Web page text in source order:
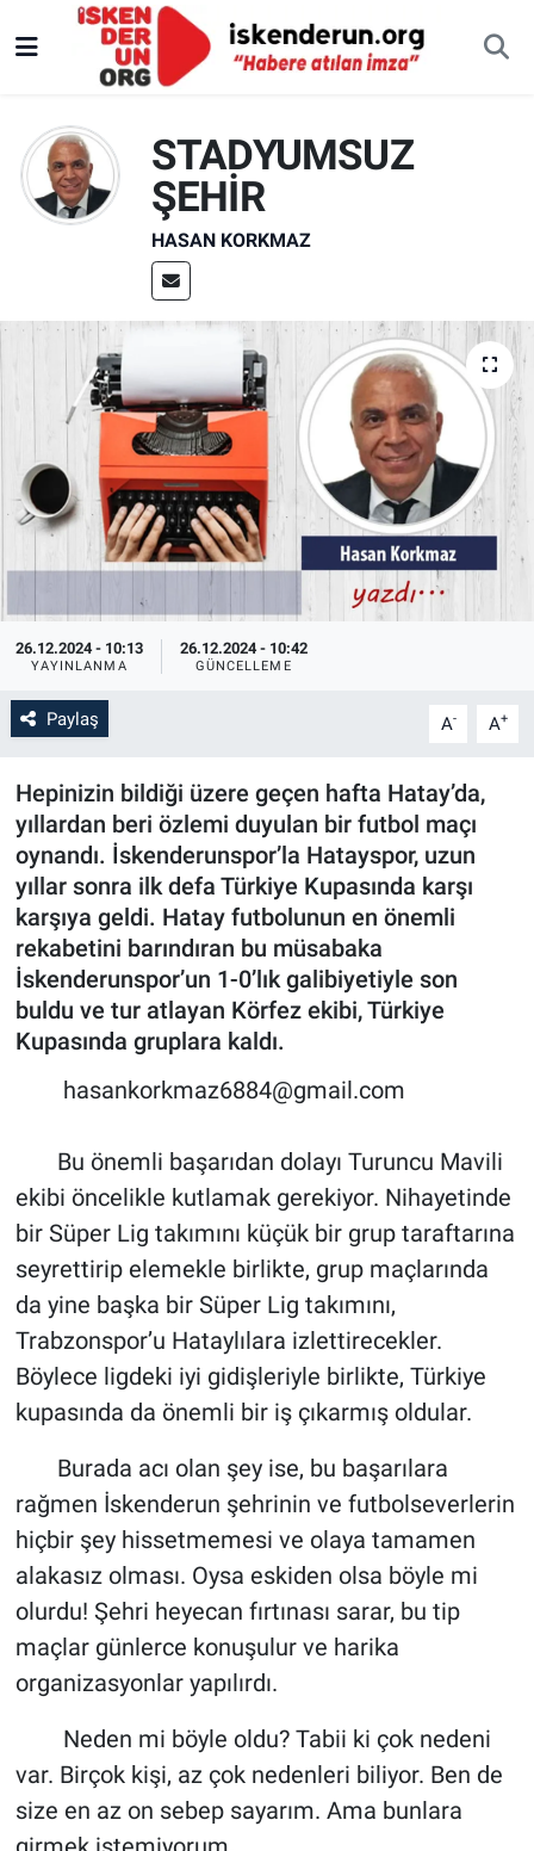
STADYUMSUZ
ŞEHİR
HASAN KORKMAZ
26.12.2024 - 10:13
YAYINLANMA
26.12.2024 - 10:42
GÜNCELLEME
Paylaş A- A+
Hepinizin bildiği üzere geçen hafta Hatay’da,
yıllardan beri özlemi duyulan bir futbol maçı
oynandı. İskenderunspor’la Hatayspor, uzun
yıllar sonra ilk defa Türkiye Kupasında karşı
karşıya geldi. Hatay futbolunun en önemli
rekabetini barındıran bu müsabaka
İskenderunspor’un 1-0’lık galibiyetiyle son
buldu ve tur atlayan Körfez ekibi, Türkiye
Kupasında gruplara kaldı.
hasankorkmaz6884@gmail.com
Bu önemli başarıdan dolayı Turuncu Mavili
ekibi öncelikle kutlamak gerekiyor. Nihayetinde
bir Süper Lig takımını küçük bir grup taraftarına
seyrettirip elemekle birlikte, grup maçlarında
da yine başka bir Süper Lig takımını,
Trabzonspor’u Hataylılara izlettirecekler.
Böylece ligdeki iyi gidişleriyle birlikte, Türkiye
kupasında da önemli bir iş çıkarmış oldular.
Burada acı olan şey ise, bu başarılara
rağmen İskenderun şehrinin ve futbolseverlerin
hiçbir şey hissetmemesi ve olaya tamamen
alakasız olması. Oysa eskiden olsa böyle mi
olurdu! Şehri heyecan fırtınası sarar, bu tip
maçlar günlerce konuşulur ve harika
organizasyonlar yapılırdı.
Neden mi böyle oldu? Tabii ki çok nedeni
var. Birçok kişi, az çok nedenleri biliyor. Ben de
size en az on sebep sayarım. Ama bunlara